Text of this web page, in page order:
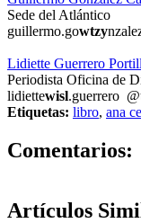
Sede del Atlántico
guillermo.gowtzy
Lidiette Guerrero
Periodista Oficina de
lidiettewisl.guerrero
Etiquetas: libro, ana
Comentarios:
Artículos